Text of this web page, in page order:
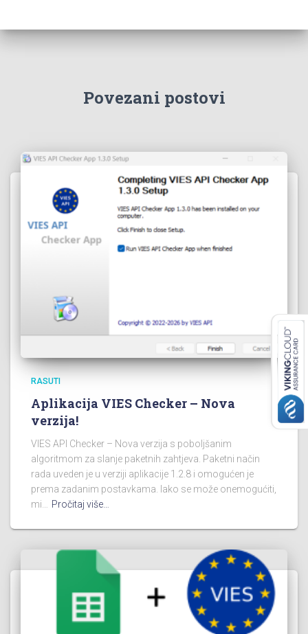
Povezani postovi
RASUTI
Aplikacija VIES Checker – Nova
verzija!
VIES API Checker – Nova verzija s poboljšanim
algoritmom za slanje paketnih zahtjeva. Paketni način
rada uveden je u verziji aplikacije 1.2.8 i omogućen je
prema zadanim postavkama. Iako se može onemogućiti,
mi…
Pročitaj više…